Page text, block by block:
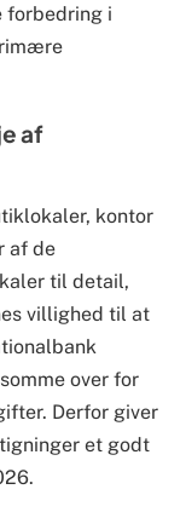
forbedring i
af
kontor
af de
til detail,
villighed til at
over for
Derfor giver
et godt